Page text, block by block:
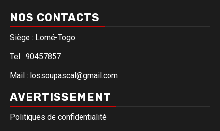
NOS CONTACTS
Siège : Lomé-Togo
Tel : 90457857
Mail : lossoupascal@gmail.com
AVERTISSEMENT
Politiques de confidentialité